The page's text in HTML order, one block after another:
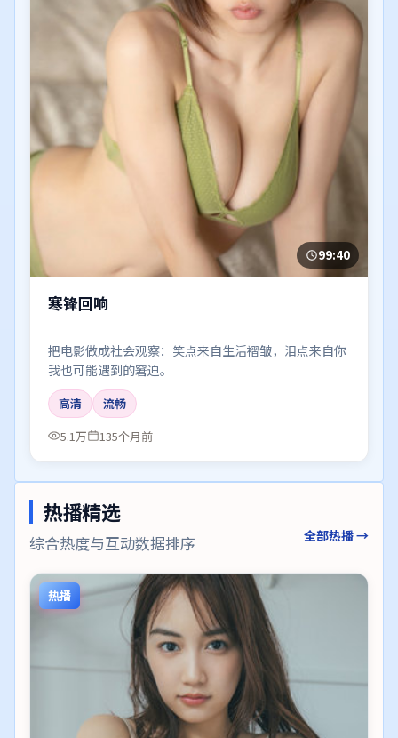
99:40
寒锋回响
把电影做成社会观察：笑点来自生活褶皱，泪点来自你
我也可能遇到的窘迫。
高清
流畅
5.1万
135个月前
热播精选
综合热度与互动数据排序 全部热播 →
热播